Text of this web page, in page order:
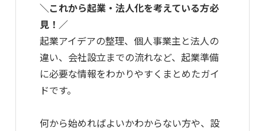
＼これから起業・法人化を考えている方必
見！／
起業アイデアの整理、個人事業主と法人の
違い、会社設立までの流れなど、起業準備
に必要な情報をわかりやすくまとめたガイ
ドです。
何から始めればよいかわからない方や、設